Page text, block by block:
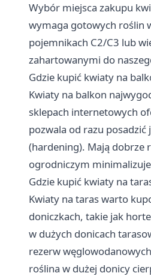
Wybór miejsca zakupu
wymaga gotowych roślin
pojemnikach C2/C3 lub
zahartowanymi do
Gdzie kupić kwiaty na
Kwiaty na balkon
sklepach internetowych
pozwala od razu
(hardening). Mają dobrze
ogrodniczym
Gdzie kupić kwiaty na
Kwiaty na taras warto
doniczkach, takie jak
w dużych donicach
rezerw
roślina w dużej donicy